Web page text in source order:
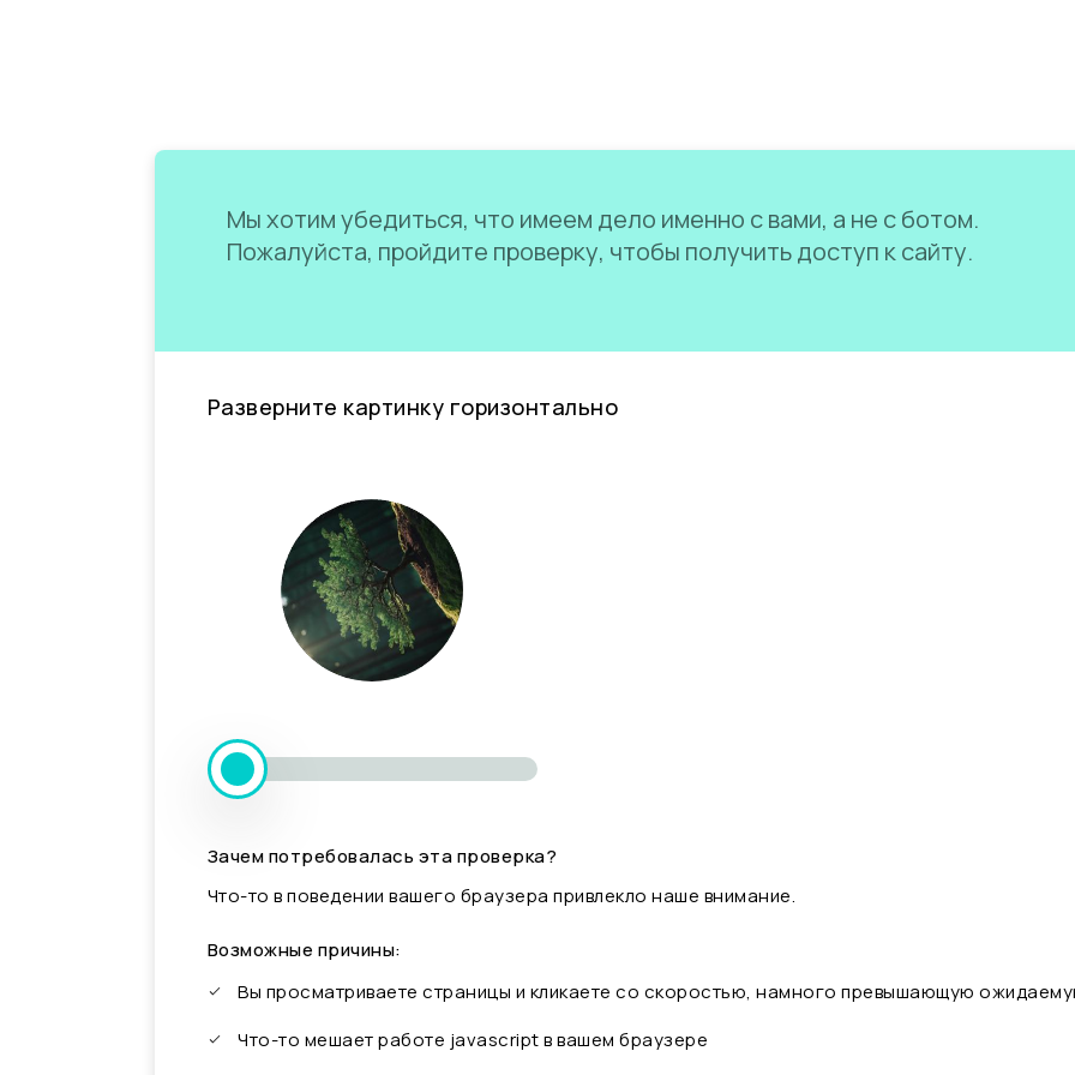
Мы хотим убедиться, что имеем дело именно с вами, а не с ботом.
Пожалуйста, пройдите проверку, чтобы получить доступ к сайту.
Разверните картинку горизонтально
Зачем потребовалась эта проверка?
Что-то в поведении вашего браузера привлекло наше внимание.
Возможные причины:
Вы просматриваете страницы и кликаете со скоростью, намного превышающую
Что-то мешает работе javascript в вашем браузере